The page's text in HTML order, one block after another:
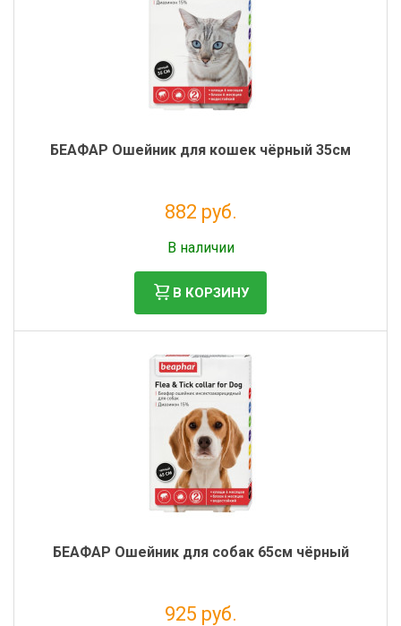
БЕАФАР Ошейник для кошек чёрный 35см
882 руб.
В наличии
В КОРЗИНУ
БЕАФАР Ошейник для собак 65см чёрный
925 руб.